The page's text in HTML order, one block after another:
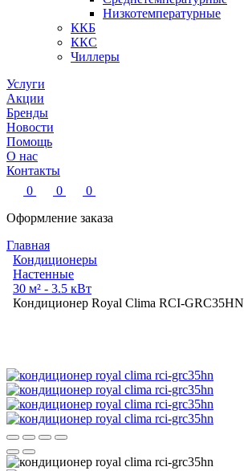
Низкотемпературные
ККБ
ККС
Чиллеры
Услуги
Акции
Бренды
Новости
Помощь
О нас
Контакты
0
0
0
Оформление заказа
Главная
Кондиционеры
Настенные
30 м² - 3.5 кВт
Кондиционер Royal Clima RCI-GRC35HN